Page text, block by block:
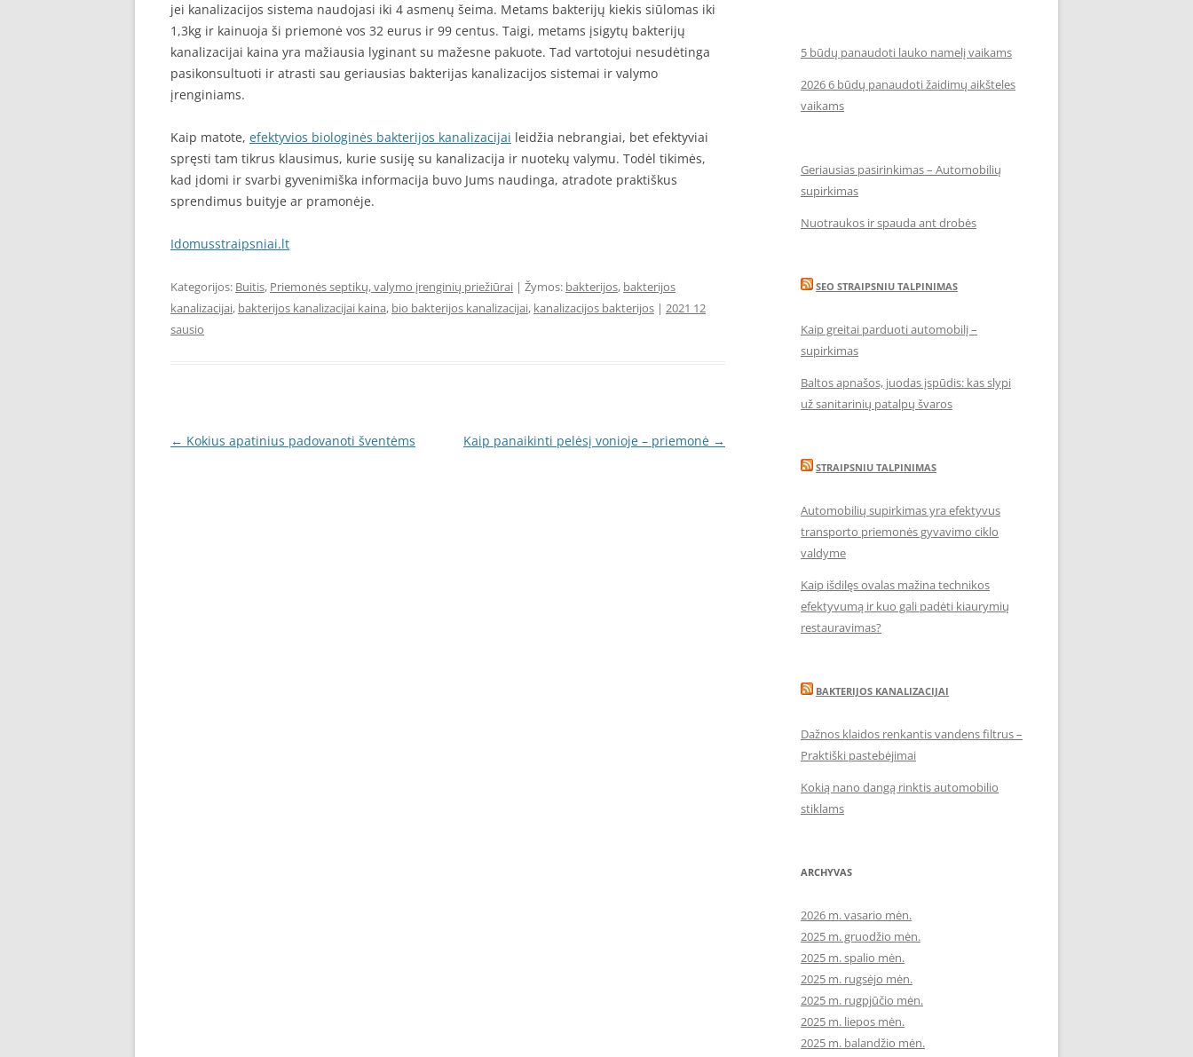
jei kanalizacijos sistema naudojasi iki 4 asmenų šeima. Metams bakterijų kiekis siūlomas iki
1,3kg ir kainuoja ši priemonė vos 32 eurus ir 99 centus. Taigi, metams įsigytų bakterijų
kanalizacijai kaina yra mažiausia lyginant su mažesne pakuote. Tad vartotojui nesudėtinga
pasikonsultuoti ir atrasti sau geriausias bakterijas kanalizacijos sistemai ir valymo
įrenginiams.
Kaip matote, efektyvios biologinės bakterijos kanalizacijai leidžia nebrangiai, bet efektyviai
spręsti tam tikrus klausimus, kurie susiję su kanalizacija ir nuotekų valymu. Todėl tikimės,
kad įdomi ir svarbi gyvenimiška informacija buvo Jums naudinga, atradote praktiškus
sprendimus buityje ar pramonėje.
Idomusstraipsniai.lt
Kategorijos: Buitis, Priemonės septikų, valymo įrenginių priežiūrai | Žymos: bakterijos, bakterijos
kanalizacijai, bakterijos kanalizacijai kaina, bio bakterijos kanalizacijai, kanalizacijos bakterijos | 2021 12
sausio
Įrašo
← Kokius apatinius padovanoti šventėms Kaip panaikinti pelėsį vonioje – priemonė →
5 būdų panaudoti lauko namelį vaikams
2026 6 būdų panaudoti žaidimų aikšteles
vaikams
Geriausias pasirinkimas – Automobilių
supirkimas
Nuotraukos ir spauda ant drobės
SEO STRAIPSNIU TALPINIMAS
Kaip greitai parduoti automobilį –
supirkimas
Baltos apnašos, juodas įspūdis: kas slypi
už sanitarinių patalpų švaros
STRAIPSNIU TALPINIMAS
Automobilių supirkimas yra efektyvus
transporto priemonės gyvavimo ciklo
valdyme
Kaip išdilęs ovalas mažina technikos
efektyvumą ir kuo gali padėti kiaurymių
restauravimas?
BAKTERIJOS KANALIZACIJAI
Dažnos klaidos renkantis vandens filtrus –
Praktiški pastebėjimai
Kokią nano dangą rinktis automobilio
stiklams
ARCHYVAS
2026 m. vasario mėn.
2025 m. gruodžio mėn.
2025 m. spalio mėn.
2025 m. rugsėjo mėn.
2025 m. rugpjūčio mėn.
2025 m. liepos mėn.
2025 m. balandžio mėn.